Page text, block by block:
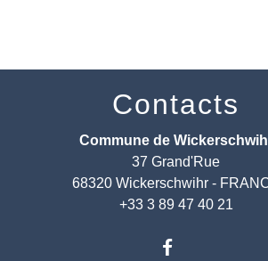
Contacts
Commune de
37 Grand'Rue
68320 Wickerschwihr -
+33 3 89 47 40 21